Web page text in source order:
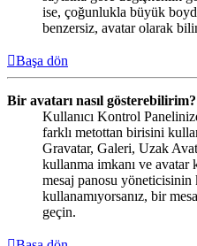
ise, çoğunlukla büyük
benzersiz, avatar olarak
Başa dön
Bir avatarı nasıl gösterebilirim?
Kullanıcı Kontrol
farklı metottan birisini
Gravatar, Galeri, Uzak
kullanma imkanı ve avatar
mesaj panosu yöneticisinin
kullanamıyorsanız, bir
geçin.